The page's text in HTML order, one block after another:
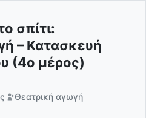
σπίτι:
– Κατασκευή
(4ο μέρος)
Θεατρική αγωγή